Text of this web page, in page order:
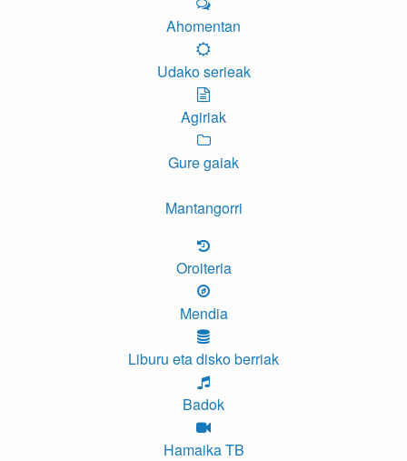
Ahomentan
Udako serieak
Agiriak
Gure gaiak
Mantangorri
Oroiteria
Mendia
Liburu eta disko berriak
Badok
Hamaika TB